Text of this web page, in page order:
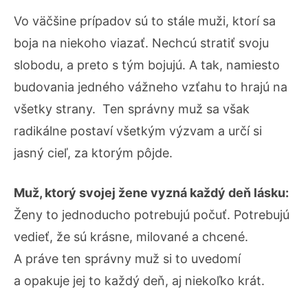
Vo väčšine prípadov sú to stále muži, ktorí sa
boja na niekoho viazať. Nechcú stratiť svoju
slobodu, a preto s tým bojujú. A tak, namiesto
budovania jedného vážneho vzťahu to hrajú na
všetky strany. Ten správny muž sa však
radikálne postaví všetkým výzvam a určí si
jasný cieľ, za ktorým pôjde.
Muž, ktorý svojej žene vyzná každý deň lásku:
Ženy to jednoducho potrebujú počuť. Potrebujú
vedieť, že sú krásne, milované a chcené.
A práve ten správny muž si to uvedomí
a opakuje jej to každý deň, aj niekoľko krát.